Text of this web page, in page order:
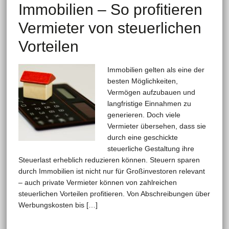
Immobilien – So profitieren
Vermieter von steuerlichen
Vorteilen
Immobilien gelten als eine der
besten Möglichkeiten,
Vermögen aufzubauen und
langfristige Einnahmen zu
generieren. Doch viele
Vermieter übersehen, dass sie
durch eine geschickte
steuerliche Gestaltung ihre
Steuerlast erheblich reduzieren können. Steuern sparen
durch Immobilien ist nicht nur für Großinvestoren relevant
– auch private Vermieter können von zahlreichen
steuerlichen Vorteilen profitieren. Von Abschreibungen über
Werbungskosten bis […]